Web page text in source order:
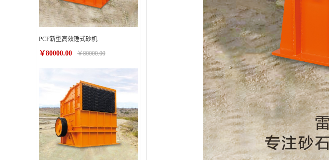
PCF新型高效锤式砂机
￥80000.00 ￥80000.00